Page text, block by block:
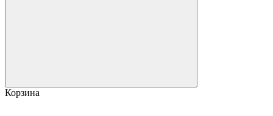
Корзина